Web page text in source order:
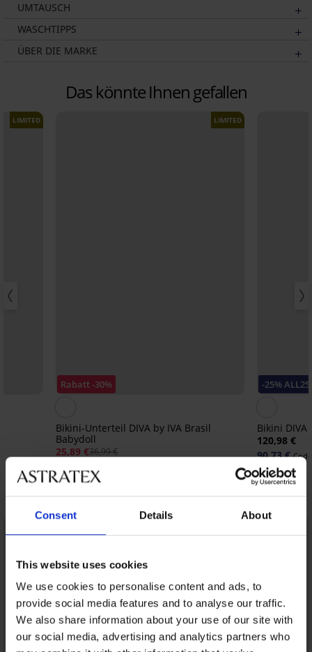
Consent Details About
This website uses cookies
We use cookies to personalise content and ads, to
provide social media features and to analyse our traffic.
We also share information about your use of our site with
our social media, advertising and analytics partners who
UMTAUSCH
WASCHTIPPS
ÜBER DIE MARKE
Das könnte Ihnen gefallen
LIMITED
Rabatt -30%
LIMITED
Bikini-Unterteil DIVA by IVA Brasil
Babydoll
25,89 €36,99 €
-25% ALL25
Bikini DIVA
120,98 €
90,73 €
Entdecken Sie ähnliche Stücke